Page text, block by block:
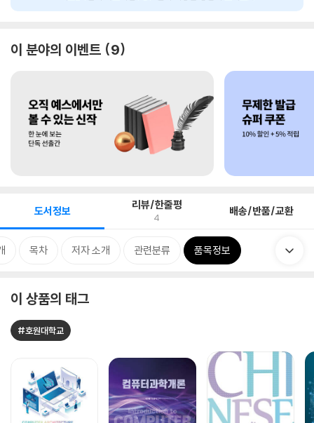
이 분야의 이벤트 9
도서정보 리뷰/한줄평
4 배송/반품/교환
목차 저자 소개 관련분류 품목정보
이 상품의 태그
#호원대학교